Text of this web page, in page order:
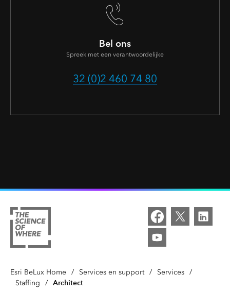
Bel ons
Spreek met een verantwoordelijke
32 (0)2 460 74 80
Esri BeLux Home / Services en support / Services /
Staffing
/ Architect